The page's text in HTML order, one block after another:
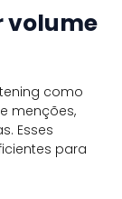
volume
como
menções,
Esses
para